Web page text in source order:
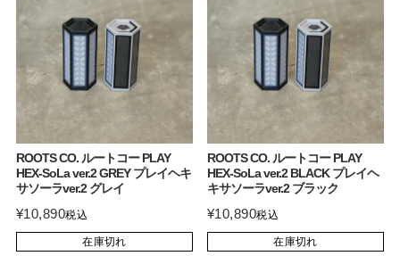
ROOTS CO. ルートコー PLAY
HEX-SoLa ver.2 GREY プレイヘキ
サソーラver.2 グレイ
¥10,890税込
在庫切れ
ROOTS CO. ルートコー PLAY
HEX-SoLa ver.2 BLACK プレイヘ
キサソーラver.2 ブラック
¥10,890税込
在庫切れ